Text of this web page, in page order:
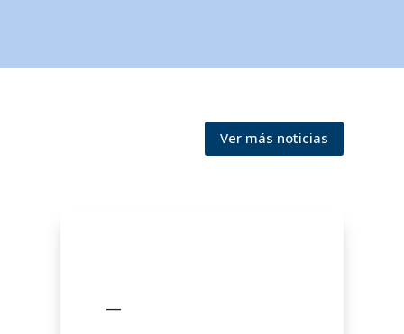
Ver más noticias
—